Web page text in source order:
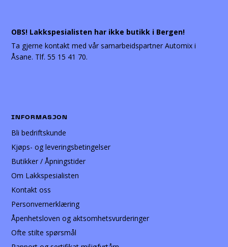
OBS! Lakkspesialisten har ikke butikk i Bergen!
Ta gjerne kontakt med vår samarbeidspartner Automix i
Åsane. Tlf. 55 15 41 70.
INFORMASJON
Bli bedriftskunde
Kjøps- og leveringsbetingelser
Butikker / Åpningstider
Om Lakkspesialisten
Kontakt oss
Personvernerklæring
Åpenhetsloven og aktsomhetsvurderinger
Ofte stilte spørsmål